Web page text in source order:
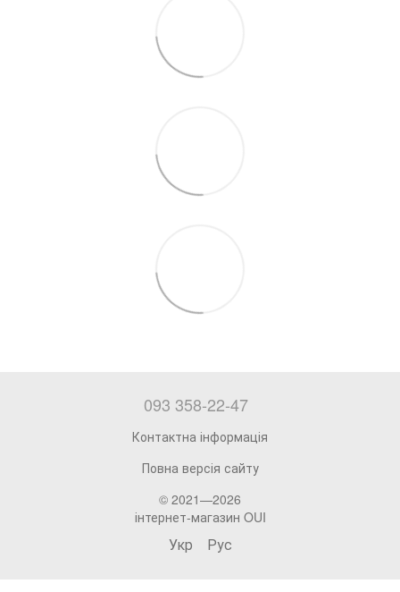
093 358-22-47
Контактна інформація
Повна версія сайту
© 2021—2026
інтернет-магазин OUI
Укр Рус